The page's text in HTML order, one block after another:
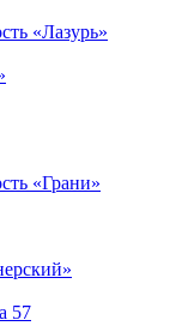
«Лазурь»
«Грани»
57